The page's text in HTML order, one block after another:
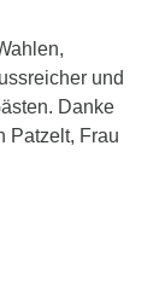
und
Danke
Patzelt, Frau